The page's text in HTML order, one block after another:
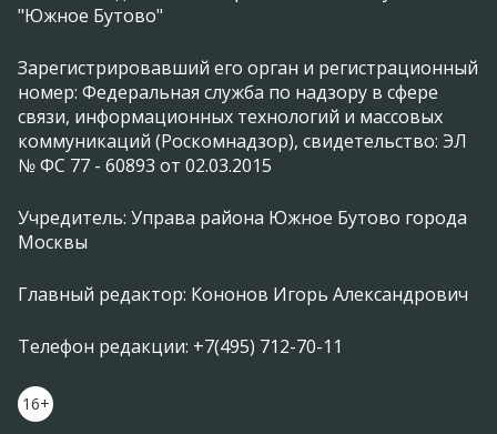
"Южное Бутово"
Зарегистрировавший его орган и регистрационный
номер: Федеральная служба по надзору в сфере
связи, информационных технологий и массовых
коммуникаций (Роскомнадзор), свидетельство: ЭЛ
№ ФС 77 - 60893 от 02.03.2015
Учредитель: Управа района Южное Бутово города
Москвы
Главный редактор: Кононов Игорь Александрович
Телефон редакции: +7(495) 712-70-11
16+